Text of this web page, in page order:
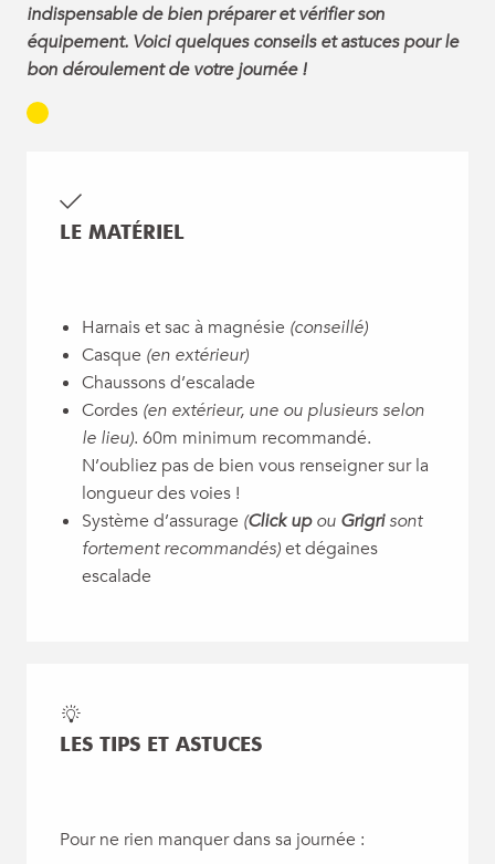
indispensable de bien préparer et vérifier son
équipement. Voici quelques conseils et astuces pour le
bon déroulement de votre journée !
LE MATÉRIEL
Harnais et sac à magnésie (conseillé)
Casque (en extérieur)
Chaussons d’escalade
Cordes (en extérieur, une ou plusieurs selon
le lieu). 60m minimum recommandé.
N’oubliez pas de bien vous renseigner sur la
longueur des voies !
Système d’assurage (Click upou Grigrisont
fortement recommandés)et dégaines
escalade
LES TIPS ET ASTUCES
Pour ne rien manquer dans sa journée :